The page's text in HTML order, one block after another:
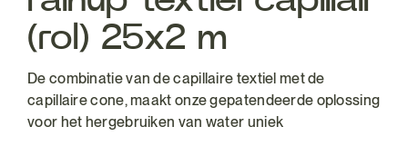
(rol) 25x2 m
De combinatie van de capillaire textiel met de
capillaire cone, maakt onze gepatendeerde oplossing
voor het hergebruiken van water uniek